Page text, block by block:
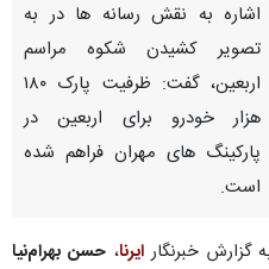
اشاره به نقش رسانه ها در به
تصویر کشیدن شکوه مراسم
اربعین، گفت: ظرفیت پارک ۱۸۰
هزار خودرو برای اربعین در
پارکینگ های مهران فراهم شده
است.
گزارش خبرنگارایرنا، حسن بهرام‌نیا